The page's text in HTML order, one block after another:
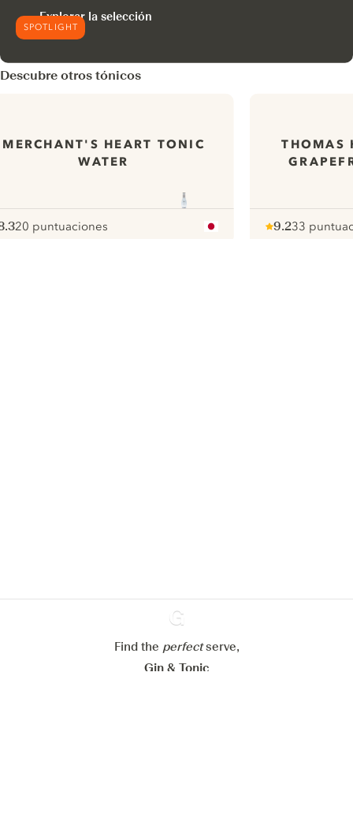
SPOTLIGHT
Explorar la selección
Descubre otros tónicos
MERCHANT'S HEART TONIC
WATER
pour
20 puntuaciones
THOMAS
9.2
pour
33
Ginventory
Find the perfectserve,
Gin & Tonic